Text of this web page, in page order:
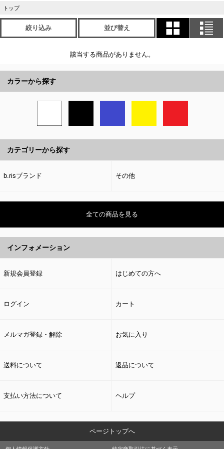
トップ
絞り込み 並び替え
該当する商品がありません。
カラーから探す
カテゴリーから探す
b.risブランド その他
全ての商品を見る
インフォメーション
新規会員登録 はじめての方へ
ログイン カート
メルマガ登録・解除 お気に入り
送料について 返品について
支払い方法について ヘルプ
ページトップへ